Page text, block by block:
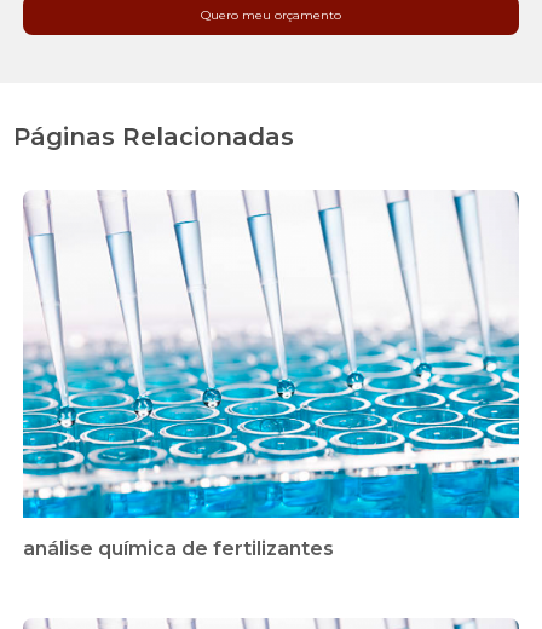
Quero meu orçamento
Páginas Relacionadas
análise química de fertilizantes